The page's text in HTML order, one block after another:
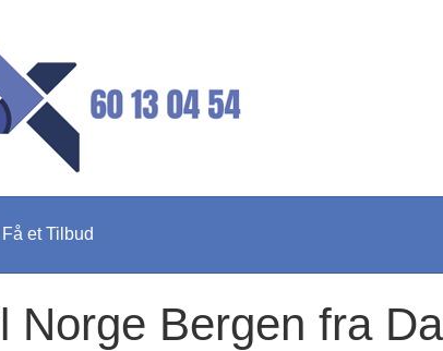
Få et Tilbud
Norge Bergen fra